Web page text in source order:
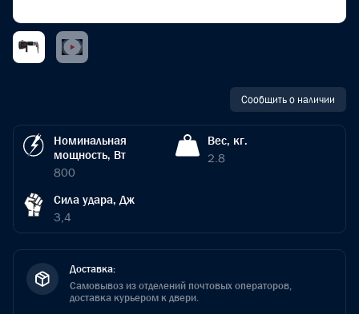
Сообщить о наличии
Номинальная
мощность, Вт
800
Вес, кг.
2.8
Сила удара, Дж
3,4
Доставка:
Самовывоз из отделений почтовых операторов,
доставка курьером к двери.